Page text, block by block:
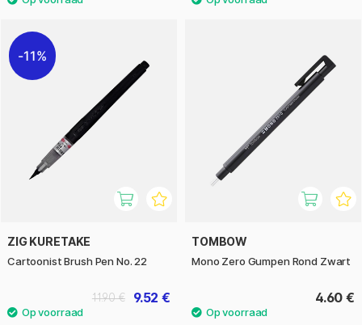
11%
ZIG KURETAKE
Cartoonist Brush Pen No. 22
9.52 €
11.90 €
TOMBOW
Mono Zero Gumpen Rond Zwart
4.60 €